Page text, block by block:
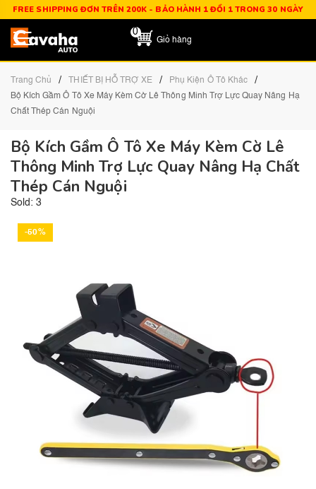
FREE SHIPPING ĐƠN TRÊN 200K - BẢO HÀNH 1 ĐỔI 1 TRONG 30 NGÀY
0
Giỏ hàng
Trang Chủ / THIẾT BỊ HỖ TRỢ XE / Phụ Kiện Ô Tô Khác /
Bộ Kích Gầm Ô Tô Xe Máy Kèm Cờ Lê Thông Minh Trợ Lực Quay Nâng Hạ
Chất Thép Cán Nguội
Bộ Kích Gầm Ô Tô Xe Máy Kèm Cờ Lê
Thông Minh Trợ Lực Quay Nâng Hạ Chất
Thép Cán Nguội
Sold: 3
-50%